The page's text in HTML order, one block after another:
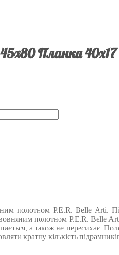
Планка
полотном P.E.R. Belle Arti.
полотном P.E.R. Belle
а також не пересихає.
кратну кількість